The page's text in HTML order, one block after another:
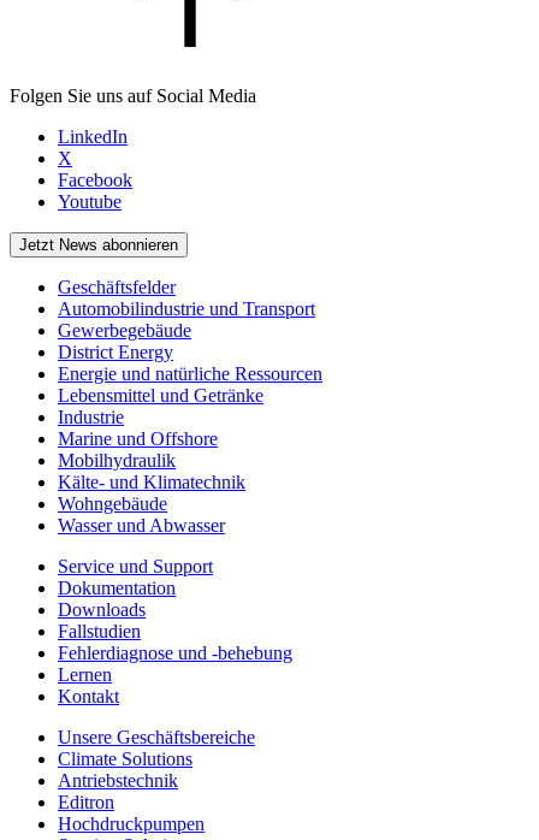
Folgen Sie uns auf Social Media
LinkedIn
X
Facebook
Youtube
Jetzt News abonnieren
Geschäftsfelder
Automobilindustrie und Transport
Gewerbegebäude
District Energy
Energie und natürliche Ressourcen
Lebensmittel und Getränke
Industrie
Marine und Offshore
Mobilhydraulik
Kälte- und Klimatechnik
Wohngebäude
Wasser und Abwasser
Service und Support
Dokumentation
Downloads
Fallstudien
Fehlerdiagnose und -behebung
Lernen
Kontakt
Unsere Geschäftsbereiche
Climate Solutions
Antriebstechnik
Editron
Hochdruckpumpen